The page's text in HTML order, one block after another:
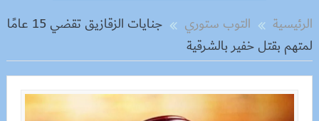
الرئيسية التوب ستوري
جنايات الزقازيق تقضي 15 عامًا
لمتهم بقتل خفير بالشرقية